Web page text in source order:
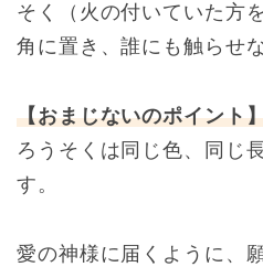
そく（火の付いていた方
角に置き、誰にも触らせ
【おまじないのポイント
ろうそくは同じ色、同じ
す。
愛の神様に届くように、